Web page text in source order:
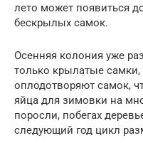
лето может появиться
бескрылых самок.
Осенняя колония уже
только крылатые
оплодотворяют самок,
яйца для зимовки на
поросли, побегах
следующий год цикл